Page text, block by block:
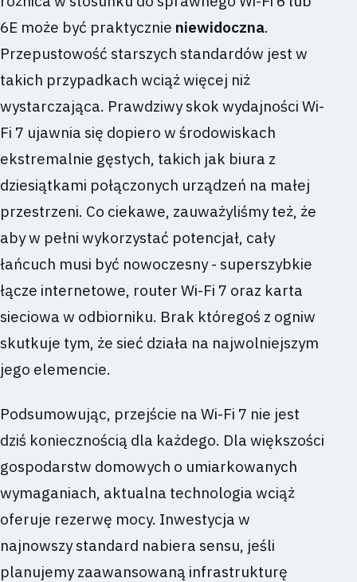
6E może być praktycznie niewidoczna.
Przepustowość starszych standardów jest w
takich przypadkach wciąż więcej niż
wystarczająca. Prawdziwy skok wydajności Wi-
Fi 7 ujawnia się dopiero w środowiskach
ekstremalnie gęstych, takich jak biura z
dziesiątkami połączonych urządzeń na małej
przestrzeni. Co ciekawe, zauważyliśmy też, że
aby w pełni wykorzystać potencjał, cały
łańcuch musi być nowoczesny - superszybkie
łącze internetowe, router Wi-Fi 7 oraz karta
sieciowa w odbiorniku. Brak któregoś z ogniw
skutkuje tym, że sieć działa na najwolniejszym
jego elemencie.
Podsumowując, przejście na Wi-Fi 7 nie jest
dziś koniecznością dla każdego. Dla większości
gospodarstw domowych o umiarkowanych
wymaganiach, aktualna technologia wciąż
oferuje rezerwę mocy. Inwestycja w
najnowszy standard nabiera sensu, jeśli
planujemy zaawansowaną infrastrukturę